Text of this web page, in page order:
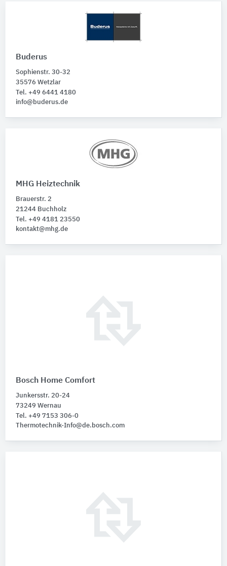
Buderus
Sophienstr. 30-32
35576 Wetzlar
Tel. +49 6441 4180
info@buderus.de
MHG Heiztechnik
Brauerstr. 2
21244 Buchholz
Tel. +49 4181 23550
kontakt@mhg.de
Bosch Home Comfort
Junkersstr. 20-24
73249 Wernau
Tel. +49 7153 306-0
Thermotechnik-Info@de.bosch.com